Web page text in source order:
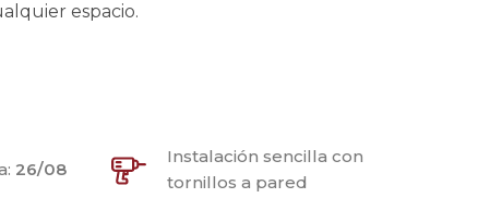
espacio.
26/08
Instalación sencilla con
tornillos a pared